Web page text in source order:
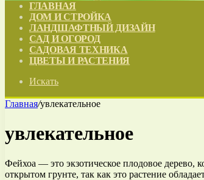
ГЛАВНАЯ
ДОМ И СТРОЙКА
ЛАНДШАФТНЫЙ ДИЗАЙН
САД И ОГОРОД
САДОВАЯ ТЕХНИКА
ЦВЕТЫ И РАСТЕНИЯ
Искать
Главная/увлекательное
увлекательное
Фейхоа — это экзотическое плодовое дерево,
открытом грунте, так как это растение